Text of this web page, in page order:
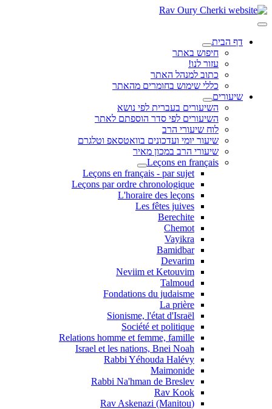
דף הבית
חיפוש באתר
עזור לנו!
כתוב למנהל האתר
כללי שימוש בחומרים מהאתר
שיעורים
השיעורים בעברית לפי נושא
השיעורים לפי סדר הוספתם לאתר
לוח שיעורי הרב
שיעור יומי ועדכונים בוואטסאפ וטלגרם
שיעורי הרב במכון מאיר
Leçons en français
Leçons en français - par sujet
Leçons par ordre chronologique
L'horaire des leçons
Les fêtes juives
Berechite
Chemot
Vayikra
Bamidbar
Devarim
Neviim et Ketouvim
Talmoud
Fondations du judaisme
La prière
Sionisme, l'état d'Israël
Société et politique
Relations homme et femme, famille
Israel et les nations, Bnei Noah
Rabbi Yéhouda Halévy
Maimonide
Rabbi Na'hman de Breslev
Rav Kook
(Rav Askenazi (Manitou